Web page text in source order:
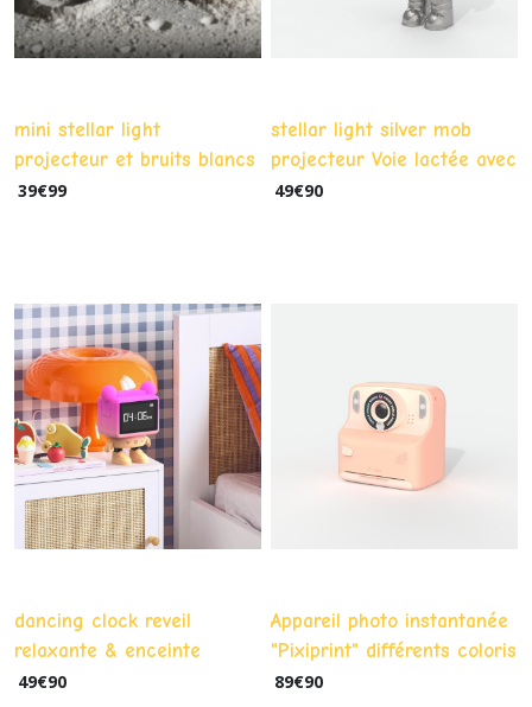
mini stellar light
projecteur et bruits blancs
mob avec télécommande
39€99
stellar light silver mob
projecteur Voie lactée avec
telecommande
49€90
dancing clock reveil
relaxante & enceinte
dansante MOB
49€90
Appareil photo instantanée
"Pixiprint" différents coloris
89€90
Porte-
clés
(95)
Jeux
Feng
Shui
(22)
Afficher
les
résultats